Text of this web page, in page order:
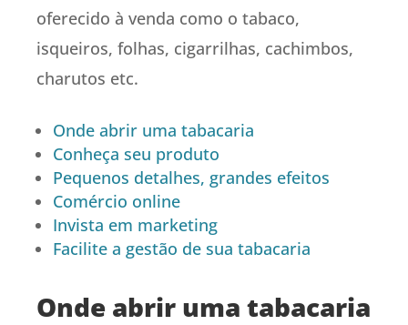
oferecido à venda como o tabaco,
isqueiros, folhas, cigarrilhas, cachimbos,
charutos etc.
Onde abrir uma tabacaria
Conheça seu produto
Pequenos detalhes, grandes efeitos
Comércio online
Invista em marketing
Facilite a gestão de sua tabacaria
Onde abrir uma tabacaria